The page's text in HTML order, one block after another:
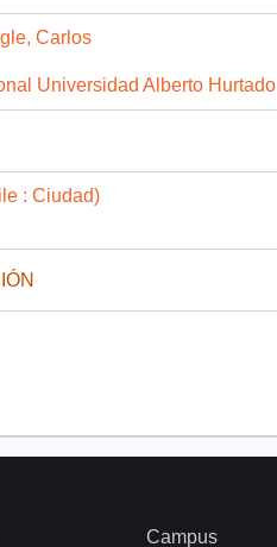
Carlos
Universidad Alberto Hurtado
: Ciudad)
Campus